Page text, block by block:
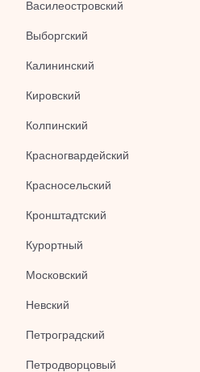
Василеостровский
Выборгский
Калининский
Кировский
Колпинский
Красногвардейский
Красносельский
Кронштадтский
Курортный
Московский
Невский
Петроградский
Петродворцовый